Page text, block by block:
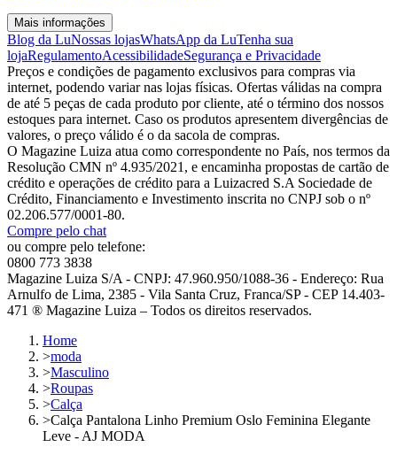
Mais informações
Blog da LuNossas lojasWhatsApp da LuTenha sua
lojaRegulamentoAcessibilidadeSegurança e Privacidade
Preços e condições de pagamento exclusivos para compras via
internet, podendo variar nas lojas físicas. Ofertas válidas na compra
de até 5 peças de cada produto por cliente, até o término dos nossos
estoques para internet. Caso os produtos apresentem divergências de
valores, o preço válido é o da sacola de compras.
O Magazine Luiza atua como correspondente no País, nos termos da
Resolução CMN nº 4.935/2021, e encaminha propostas de cartão de
crédito e operações de crédito para a Luizacred S.A Sociedade de
Crédito, Financiamento e Investimento inscrita no CNPJ sob o nº
02.206.577/0001-80.
Compre pelo chat
ou compre pelo telefone:
0800 773 3838
Magazine Luiza S/A - CNPJ: 47.960.950/1088-36 - Endereço: Rua
Arnulfo de Lima, 2385 - Vila Santa Cruz, Franca/SP - CEP 14.403-
471 ® Magazine Luiza – Todos os direitos reservados.
Home
>moda
>Masculino
>Roupas
>Calça
>Calça Pantalona Linho Premium Oslo Feminina Elegante
Leve - AJ MODA